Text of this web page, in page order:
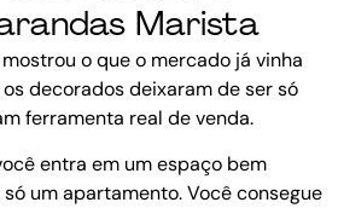
Marista
o que o mercado já vinha
decorados deixaram de ser só
ferramenta real de venda.
entra em um espaço bem
um apartamento. Você consegue